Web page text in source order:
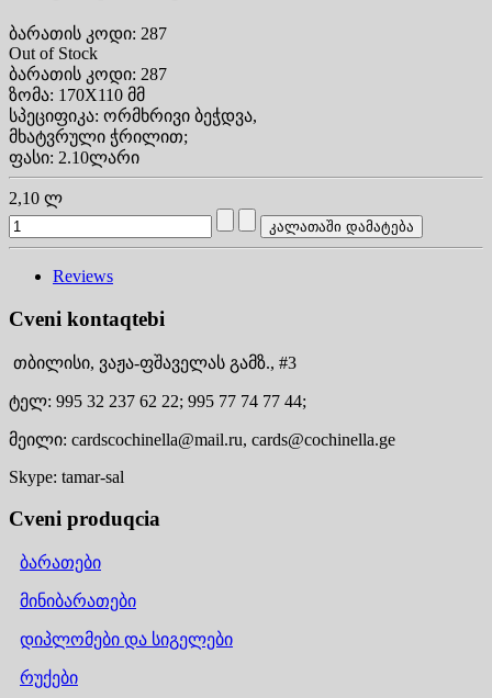
ბარათის კოდი: 287
Out of Stock
ბარათის კოდი: 287
ზომა: 170X110 მმ
სპეციფიკა: ორმხრივი ბეჭდვა,
მხატვრული ჭრილით;
ფასი: 2.10ლარი
2,10 ლ
Reviews
Cveni kontaqtebi
თბილისი, ვაჟა-ფშაველას გამზ., #3
ტელ: 995 32 237 62 22; 995 77 74 77 44;
მეილი: cardscochinella@mail.ru, cards@cochinella.ge
Skype: tamar-sal
Cveni produqcia
ბარათები
მინიბარათები
დიპლომები და სიგელები
რუქები